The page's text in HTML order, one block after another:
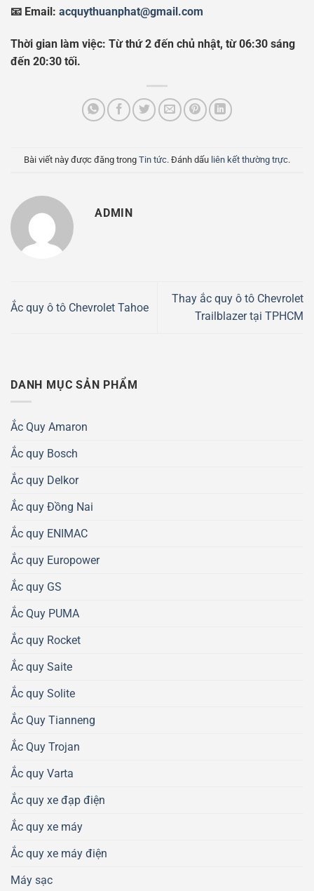
📧 Email: acquythuanphat@gmail.com
Thời gian làm việc: Từ thứ 2 đến chủ nhật, từ 06:30 sáng
đến 20:30 tối.
Bài viết này được đăng trong Tin tức. Đánh dấu liên kết thường trực.
ADMIN
Ắc quy ô tô Chevrolet Tahoe
Thay ắc quy ô tô Chevrolet
Trailblazer tại TPHCM
DANH MỤC SẢN PHẨM
Ắc Quy Amaron
Ắc quy Bosch
Ắc quy Delkor
Ắc quy Đồng Nai
Ắc quy ENIMAC
Ắc quy Europower
Ắc quy GS
Ắc Quy PUMA
Ắc quy Rocket
Ắc quy Saite
Ắc quy Solite
Ắc Quy Tianneng
Ắc Quy Trojan
Ắc quy Varta
Ắc quy xe đạp điện
Ắc quy xe máy
Ắc quy xe máy điện
Máy sạc